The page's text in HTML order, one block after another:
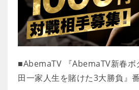
■AbemaTV 『AbemaTV新春ボ
田一家人生を賭けた3大勝負』